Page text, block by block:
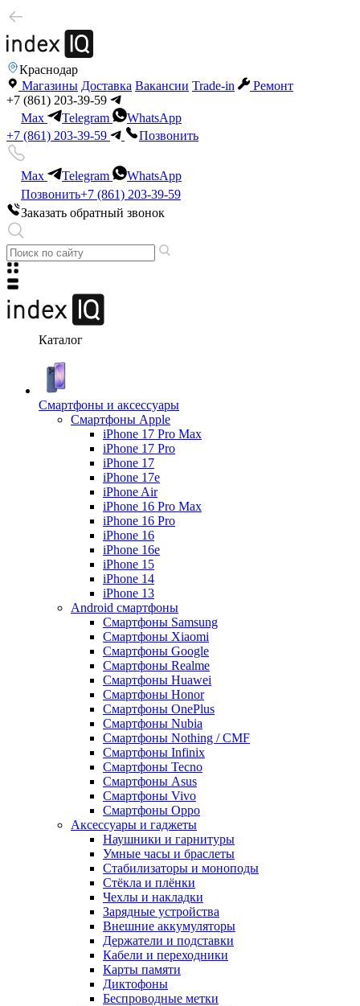
Краснодар
Магазины Доставка Вакансии Trade-in
Ремонт
+7 (861) 203-39-59
Max
Telegram
WhatsApp
+7 (861) 203-39-59
Позвонить
Max Telegram
WhatsApp
Позвонить+7 (861) 203-39-59
Заказать обратный звонок
Каталог
Смартфоны и аксессуары
Смартфоны Apple
iPhone 17 Pro Max
iPhone 17 Pro
iPhone 17
iPhone 17e
iPhone Air
iPhone 16 Pro Max
iPhone 16 Pro
iPhone 16
iPhone 16e
iPhone 15
iPhone 14
iPhone 13
Android cмартфоны
Смартфоны Samsung
Смартфоны Xiaomi
Смартфоны Google
Смартфоны Realme
Смартфоны Huawei
Смартфоны Honor
Смартфоны OnePlus
Смартфоны Nubia
Смартфоны Nothing / CMF
Смартфоны Infinix
Смартфоны Tecno
Смартфоны Asus
Смартфоны Vivo
Смартфоны Oppo
Аксессуары и гаджеты
Наушники и гарнитуры
Умные часы и браслеты
Стабилизаторы и моноподы
Стёкла и плёнки
Чехлы и накладки
Зарядные устройства
Внешние аккумуляторы
Держатели и подставки
Кабели и переходники
Карты памяти
Диктофоны
Беспроводные метки